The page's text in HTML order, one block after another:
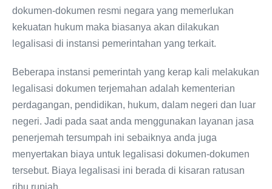
dokumen-dokumen resmi negara yang memerlukan
kekuatan hukum maka biasanya akan dilakukan
legalisasi di instansi pemerintahan yang terkait.
Beberapa instansi pemerintah yang kerap kali melakukan
legalisasi dokumen terjemahan adalah kementerian
perdagangan, pendidikan, hukum, dalam negeri dan luar
negeri. Jadi pada saat anda menggunakan layanan jasa
penerjemah tersumpah ini sebaiknya anda juga
menyertakan biaya untuk legalisasi dokumen-dokumen
tersebut. Biaya legalisasi ini berada di kisaran ratusan
ribu rupiah.